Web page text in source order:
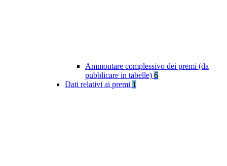
Ammontare complessivo dei premi (da
pubblicare in tabelle) 6
Dati relativi ai premi 1